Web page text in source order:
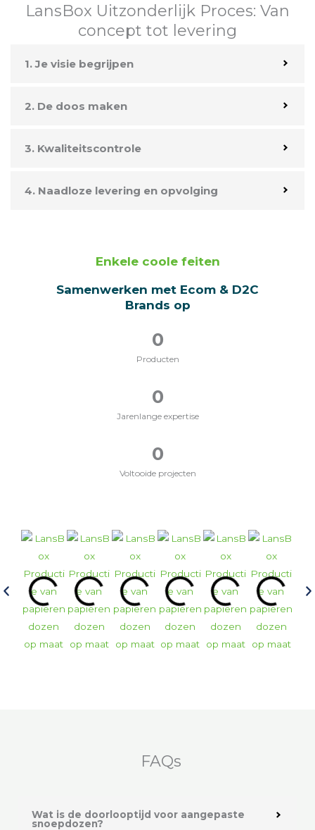
LansBox Uitzonderlijk Proces: Van
concept tot levering
1. Je visie begrijpen
2. De doos maken
3. Kwaliteitscontrole
4. Naadloze levering en opvolging
Enkele coole feiten
Samenwerken met Ecom & D2C
Brands op
Producten
0
Jarenlange expertise
0
Voltooide projecten
0
FAQs
Wat is de doorlooptijd voor aangepaste
snoepdozen?